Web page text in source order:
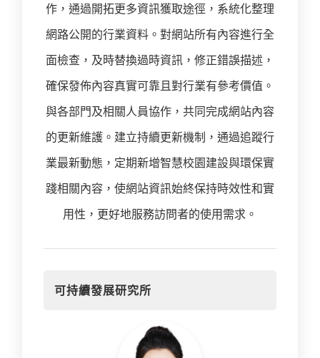
作，通過開拓更多資訊獲取途徑，系統化整理
網路公開的行業資料。對網站所有內容進行全
面檢查，及時替換過時資訊，修正錯誤描述，
確保發佈內容真實可靠且對行業有參考價值。
與各部門及相關人員協作，共同完成網站內容
的更新維護。建立持續更新機制，通過追蹤行
業最新動態，定期新增智慧校園建設與環保實
踐相關內容，使網站資訊始終保持時效性和實
用性，更好地服務訪問者的使用需求。
可持續發展研究所